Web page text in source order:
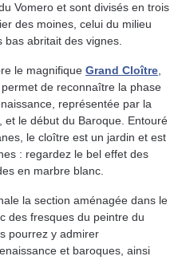
Vomero et sont divisés en trois
des moines, celui du milieu
abritait des vignes.
le magnifique Grand Cloître
de reconnaître la phase
représentée par la
et le début du Baroque. Entouré
le cloître est un jardin et est
: regardez le bel effet des
en marbre blanc.
la section aménagée dans le
des fresques du peintre du
pourrez y admirer
et baroques, ainsi